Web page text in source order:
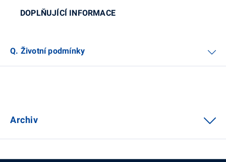
DOPLŇUJÍCÍ INFORMACE
Q. Životní podmínky
Archiv